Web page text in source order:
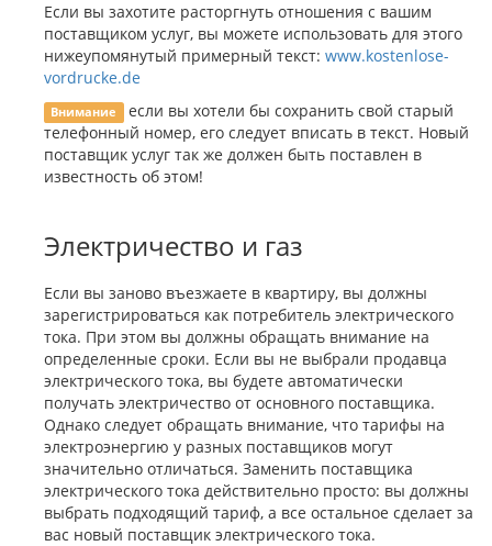
Если вы захотите расторгнуть отношения с вашим
поставщиком услуг, вы можете использовать для этого
нижеупомянутый примерный текст: www.kostenlose-
vordrucke.de
Внимание если вы хотели бы сохранить свой старый
телефонный номер, его следует вписать в текст. Новый
поставщик услуг так же должен быть поставлен в
известность об этом!
Электричество и газ
Если вы заново въезжаете в квартиру, вы должны
зарегистрироваться как потребитель электрического
тока. При этом вы должны обращать внимание на
определенные сроки. Если вы не выбрали продавца
электрического тока, вы будете автоматически
получать электричество от основного поставщика.
Однако следует обращать внимание, что тарифы на
электроэнергию у разных поставщиков могут
значительно отличаться. Заменить поставщика
электрического тока действительно просто: вы должны
выбрать подходящий тариф, а все остальное сделает за
вас новый поставщик электрического тока.